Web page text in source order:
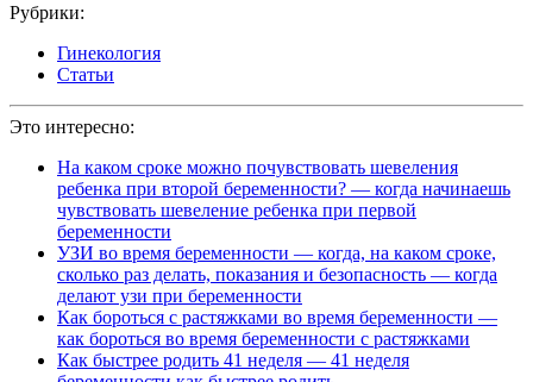
Рубрики:
Гинекология
Статьи
Это интересно:
На каком сроке можно почувствовать шевеления
ребенка при второй беременности? — когда начинаешь
чувствовать шевеление ребенка при первой
беременности
УЗИ во время беременности — когда, на каком сроке,
сколько раз делать, показания и безопасность — когда
делают узи при беременности
Как бороться с растяжками во время беременности —
как бороться во время беременности с растяжками
Как быстрее родить 41 неделя — 41 неделя